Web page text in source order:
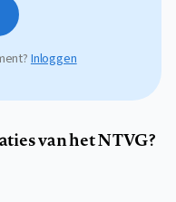
Inloggen
van het NTVG?